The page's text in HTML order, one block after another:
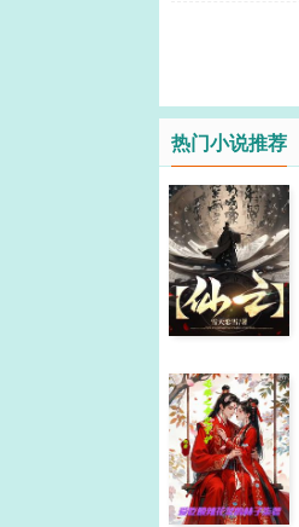
热门小说推荐